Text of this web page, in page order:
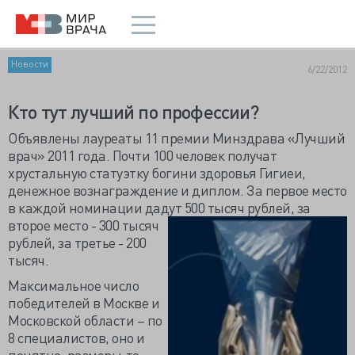
Новости 6/22/2012
Кто тут лучший по профессии?
Объявлены лауреаты 11 премии Минздрава «Лучший
врач» 2011 года. Почти 100 человек получат
хрустальную статуэтку богини здоровья Гигиеи,
денежное вознаграждение и диплом. За первое место
в каждой номинации дадут 500 тысяч рублей, за
второе место - 300 тысяч
рублей, за третье - 200
тысяч.
Максимальное число
победителей в Москве и
Московской области – по
8 специалистов, оно и